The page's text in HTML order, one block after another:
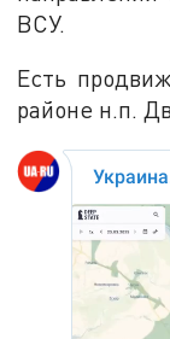
ВСУ.
Есть
районе н.п.